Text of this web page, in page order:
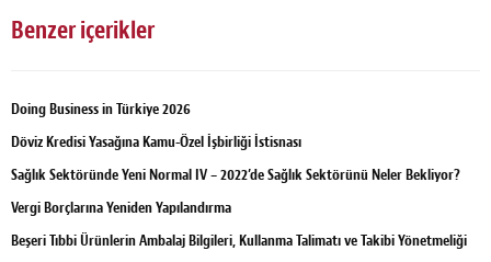
Benzer içerikler
Doing Business in Türkiye 2026
Döviz Kredisi Yasağına Kamu-Özel İşbirliği İstisnası
Sağlık Sektöründe Yeni Normal IV – 2022’de Sağlık Sektörünü Neler Bekliyor?
Vergi Borçlarına Yeniden Yapılandırma
Beşeri Tıbbi Ürünlerin Ambalaj Bilgileri, Kullanma Talimatı ve Takibi Yönetmeliği